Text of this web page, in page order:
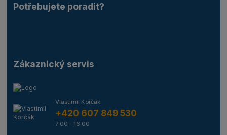
Potřebujete poradit?
Zákaznický servis
Vlastimil Korčák
+420 607 849 530
7:00 - 16:00